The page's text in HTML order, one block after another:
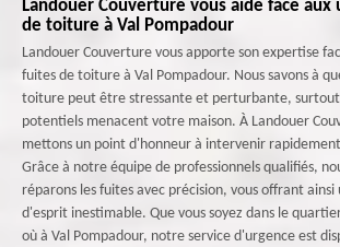
Landouer Couverture vous aide face aux
de toiture à Val Pompadour
Landouer Couverture vous apporte son expertise
fuites de toiture à Val Pompadour. Nous savons à
toiture peut être stressante et perturbante, surtout
potentiels menacent votre maison. À Landouer
mettons un point d'honneur à intervenir
Grâce à notre équipe de professionnels qualifiés,
réparons les fuites avec précision, vous offrant
d'esprit inestimable. Que vous soyez dans le
où à Val Pompadour, notre service d'urgence est